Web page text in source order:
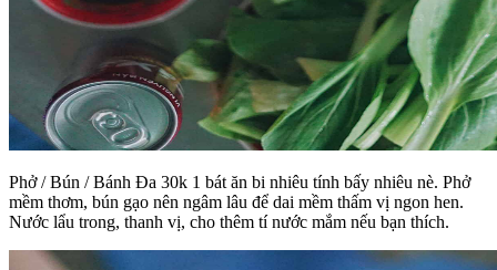
Phở / Bún / Bánh Đa 30k 1 bát ăn bi nhiêu tính bấy nhiêu nè. Phở
mềm thơm, bún gạo nên ngâm lâu để dai mềm thấm vị ngon hen.
Nước lẩu trong, thanh vị, cho thêm tí nước mắm nếu bạn thích.